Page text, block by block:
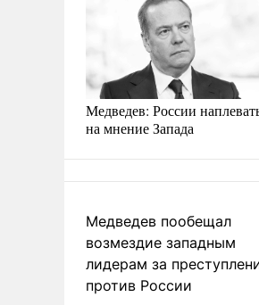
Медведев: России
на мнение Запада
Медведев пообещал
возмездие западным
лидерам за
против России